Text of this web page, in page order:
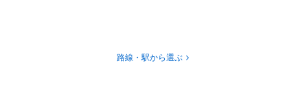
路線・駅から選ぶ